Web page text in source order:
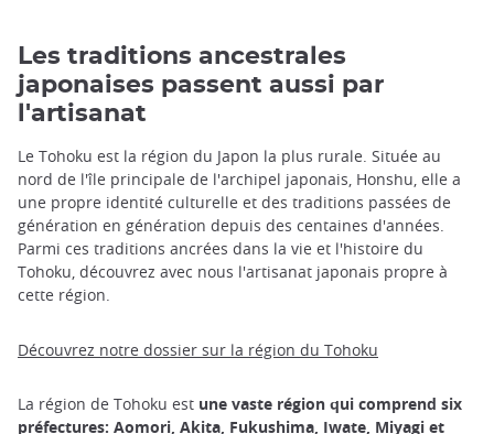
Les traditions ancestrales
japonaises passent aussi par
l'artisanat
Le Tohoku est la région du Japon la plus rurale. Située au
nord de l'île principale de l'archipel japonais, Honshu, elle a
une propre identité culturelle et des traditions passées de
génération en génération depuis des centaines d'années.
Parmi ces traditions ancrées dans la vie et l'histoire du
Tohoku, découvrez avec nous l'artisanat japonais propre à
cette région.
Découvrez notre dossier sur la région du Tohoku
La région de Tohoku est une vaste région qui comprend six
préfectures: Aomori, Akita, Fukushima, Iwate, Miyagi et